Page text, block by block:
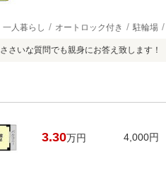
一人暮らし オートロック付き 駐輪場
ささいな質問でも親身にお答え致します！
3.30万円 4,000円